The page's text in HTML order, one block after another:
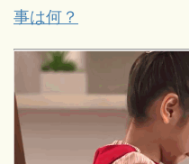
事は何？